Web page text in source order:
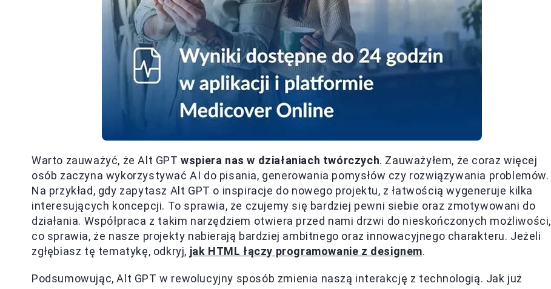
Warto zauważyć, że Alt GPTwspiera nas w działaniach twórczych. Zauważyłem, że coraz więcej
osób zaczyna wykorzystywać AI do pisania, generowania pomysłów czy rozwiązywania problemów.
Na przykład, gdy zapytasz Alt GPT o inspiracje do nowego projektu, z łatwością wygeneruje kilka
interesujących koncepcji. To sprawia, że czujemy się bardziej pewni siebie oraz zmotywowani do
działania. Współpraca z takim narzędziem otwiera przed nami drzwi do nieskończonych możliwości,
co sprawia, że nasze projekty nabierają bardziej ambitnego oraz innowacyjnego charakteru. Jeżeli
zgłębiasz tę tematykę, odkryj, jak HTML łączy programowanie z designem.
Podsumowując, Alt GPT w rewolucyjny sposób zmienia naszą interakcję z technologią. Jak już